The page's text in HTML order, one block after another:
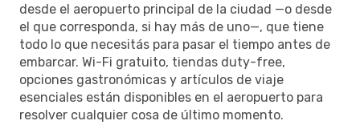
desde el aeropuerto principal de la ciudad —o desde
el que corresponda, si hay más de uno—, que tiene
todo lo que necesitás para pasar el tiempo antes de
embarcar. Wi-Fi gratuito, tiendas duty-free,
opciones gastronómicas y artículos de viaje
esenciales están disponibles en el aeropuerto para
resolver cualquier cosa de último momento.